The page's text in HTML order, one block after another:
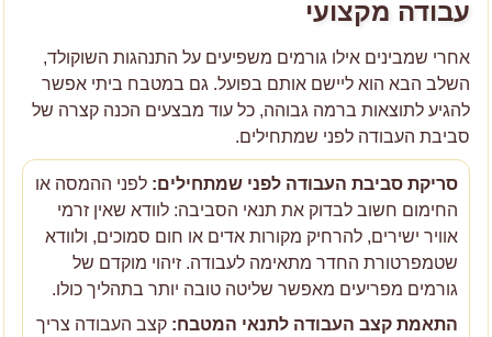
עבודה מקצועי
אחרי שמבינים אילו גורמים משפיעים על התנהגות השוקולד,
השלב הבא הוא ליישם אותם בפועל. גם במטבח ביתי אפשר
להגיע לתוצאות ברמה גבוהה, כל עוד מבצעים הכנה קצרה של
סביבת העבודה לפני שמתחילים.
סריקת סביבת העבודה לפני שמתחילים: לפני ההמסה או
החימום חשוב לבדוק את תנאי הסביבה: לוודא שאין זרמי
אוויר ישירים, להרחיק מקורות אדים או חום סמוכים, ולוודא
שטמפרטורת החדר מתאימה לעבודה. זיהוי מוקדם של
גורמים מפריעים מאפשר שליטה טובה יותר בתהליך כולו.
התאמת קצב העבודה לתנאי המטבח: קצב העבודה צריך